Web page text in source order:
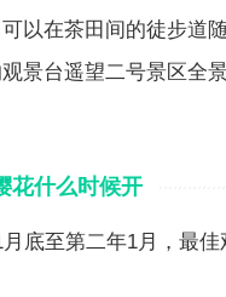
以在茶田间的徒步道
景台遥望二号景区全景
花什么时候开
底至第二年1月，最